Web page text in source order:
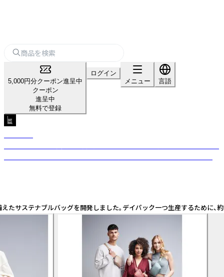
5,000円分クーポン進呈中
クーポン
進呈中
無料で登録
ログイン
メニュー
言語
テナブルバッグを開発しました。デイパック一つ生産するために